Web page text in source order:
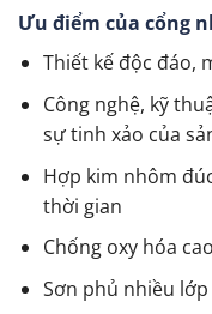
Ưu điểm của cổng
Thiết kế độc đáo,
Công nghệ, kỹ
sự tinh xảo của
Hợp kim nhôm
thời gian
Chống oxy hóa
Sơn phủ nhiều